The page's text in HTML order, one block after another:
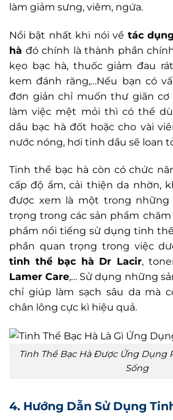
làm giảm sưng, viêm, ngứa.
Nổi bật nhất khi nói về tác
hà đó chính là thành phần
kẹo bạc hà, thuốc giảm đau
kem đánh răng,…Nếu bạn có
đơn giản chỉ muốn thư giãn
làm việc mệt mỏi thì có thể
dầu bạc hà đốt hoặc cho vài
nước nóng, hơi tinh dầu sẽ loan
Tinh thể bạc hà còn có chức
cấp độ ẩm, cải thiện da nhờn,
được xem là một trong những
trọng trong các sản phẩm chăm
phẩm nổi tiếng sử dụng tinh
phần quan trọng trong việc
tinh thể bạc hà Dr Lacir,
Lamer Care,… Sử dụng những
chỉ giúp làm sạch sâu da mà
chân lông cực kì hiệu quả.
Tinh Thể Bạc Hà Được Ứng Dụng
Sống
4. Hướng Dẫn Sử Dụng